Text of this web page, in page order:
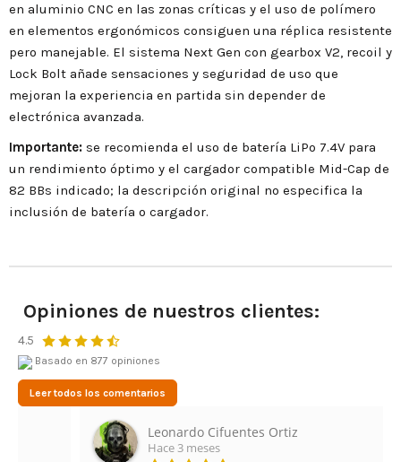
en aluminio CNC en las zonas críticas y el uso de polímero
en elementos ergonómicos consiguen una réplica resistente
pero manejable. El sistema Next Gen con gearbox V2, recoil y
Lock Bolt añade sensaciones y seguridad de uso que
mejoran la experiencia en partida sin depender de
electrónica avanzada.
Importante: se recomienda el uso de batería LiPo 7.4V para
un rendimiento óptimo y el cargador compatible Mid-Cap de
82 BBs indicado; la descripción original no especifica la
inclusión de batería o cargador.
Opiniones de nuestros clientes:
4.5
Basado en 877 opiniones
Leer todos los comentarios
Leonardo Cifuentes Ortiz
Hace 3 meses